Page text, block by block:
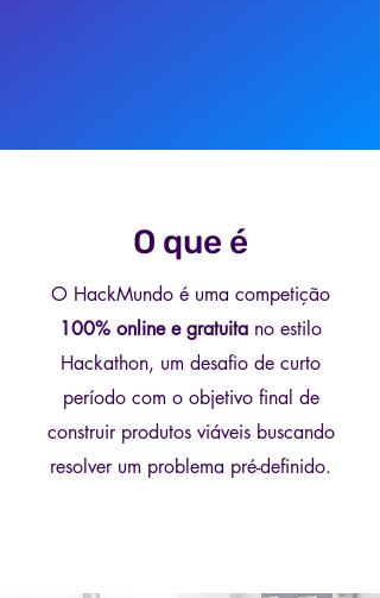
O que é
O HackMundo é uma competição
100% online e gratuita no estilo
Hackathon, um desafio de curto
período com o objetivo final de
construir produtos viáveis buscando
resolver um problema pré-definido.